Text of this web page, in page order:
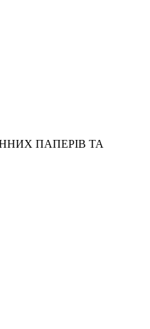
ПАПЕРІВ ТА